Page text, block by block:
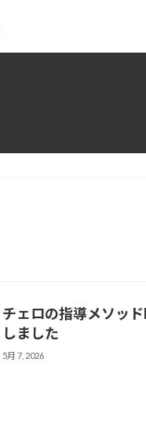
チェロの指導メソッ
しました
5月 7, 2026